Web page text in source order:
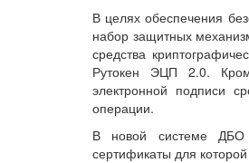
В целях обеспечения
набор защитных
средства
Рутокен ЭЦП 2.0.
электронной подписи
операции.
В новой системе ДБО
сертификаты для